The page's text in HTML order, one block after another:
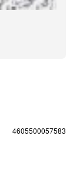
4605500057583